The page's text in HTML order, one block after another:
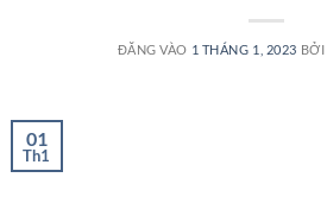
ĐĂNG VÀO 1 THÁNG 1, 2023 BỞI
01
Th1